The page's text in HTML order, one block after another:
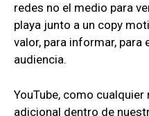
redes no el medio para
playa junto a un copy
valor, para informar, para
audiencia.
YouTube, como
adicional dentro de